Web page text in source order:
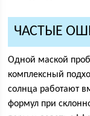
ЧАСТЫЕ
Одной маской
комплексный
солнца работают
формул при